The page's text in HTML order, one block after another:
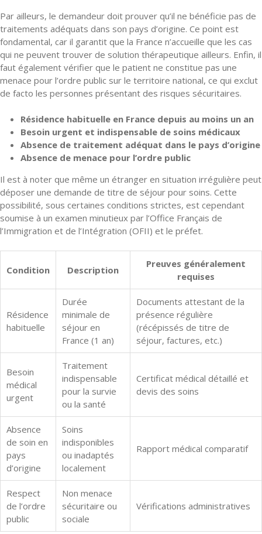
Par ailleurs, le demandeur doit prouver qu’il ne bénéficie pas de
traitements adéquats dans son pays d’origine. Ce point est
fondamental, car il garantit que la France n’accueille que les cas
qui ne peuvent trouver de solution thérapeutique ailleurs. Enfin, il
faut également vérifier que le patient ne constitue pas une
menace pour l’ordre public sur le territoire national, ce qui exclut
de facto les personnes présentant des risques sécuritaires.
Résidence habituelle en France depuis au moins un an
Besoin urgent et indispensable de soins médicaux
Absence de traitement adéquat dans le pays d’origine
Absence de menace pour l’ordre public
Il est à noter que même un étranger en situation irrégulière peut
déposer une demande de titre de séjour pour soins. Cette
possibilité, sous certaines conditions strictes, est cependant
soumise à un examen minutieux par l’Office Français de
l’Immigration et de l’Intégration (OFII) et le préfet.
Condition Description
Preuves généralement
requises
Résidence
habituelle
Durée
minimale de
séjour en
France (1 an)
Documents attestant de la
présence régulière
(récépissés de titre de
séjour, factures, etc.)
Besoin
médical
urgent
Traitement
indispensable
pour la survie
ou la santé
Certificat médical détaillé et
devis des soins
Absence
de soin en
pays
d’origine
Soins
indisponibles
ou inadaptés
localement
Rapport médical comparatif
Respect
de l’ordre
public
Non menace
sécuritaire ou
sociale
Vérifications administratives